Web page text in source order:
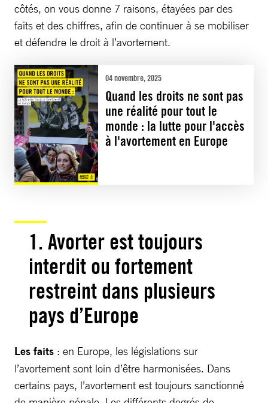
côtés, on vous donne 7 raisons, étayées par des
faits et des chiffres, afin de continuer à se mobiliser
et défendre le droit à l’avortement.
04 novembre, 2025
Quand les droits ne sont pas
une réalité pour tout le
monde : la lutte pour l'accès
à l'avortement en Europe
1. Avorter est toujours
interdit ou fortement
restreint dans plusieurs
pays d’Europe
Les faits : en Europe, les législations sur
l’avortement sont loin d’être harmonisées. Dans
certains pays, l’avortement est toujours sanctionné